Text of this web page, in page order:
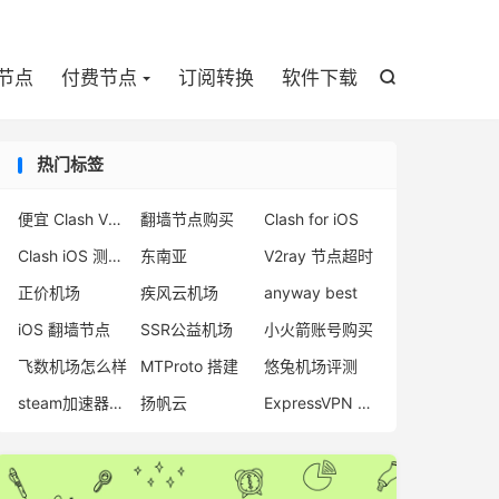

点 付费节点 订阅转换 软件下载
热门标签
便宜 Clash VPN推荐 翻墙节点购买
Clash for iOS
Clash iOS 测试版
东南亚
V2ray 节点超时
正价机场
疾风云机场
anyway best
iOS 翻墙节点
SSR公益机场
小火箭账号购买
飞数机场怎么样
MTProto 搭建
悠兔机场评测
steam加速器推荐
扬帆云 ExpressVPN 不能用